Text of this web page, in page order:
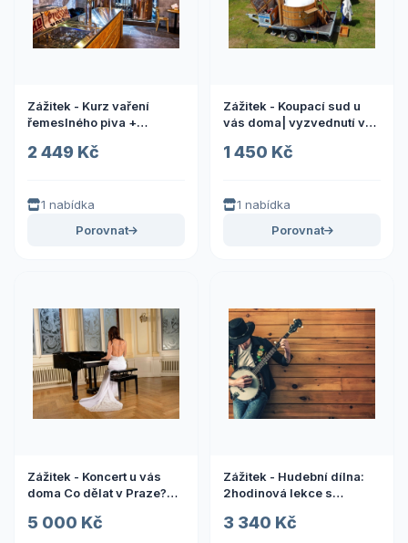
Zážitek - Kurz vaření
řemeslného piva +
Praze? Vyrazte za zážitky
2 449 Kč
1 nabídka
Porovnat
Zážitek - Koupací sud u
vás doma| vyzvednutí v
kraj: Od adrenalinu po
1 450 Kč
1 nabídka
Porovnat
Zážitek - Koncert u vás
doma Co dělat v Praze?
5 000 Kč
Zážitek - Hudební dílna:
2hodinová lekce s
Praze? Vyrazte za zážitky
3 340 Kč